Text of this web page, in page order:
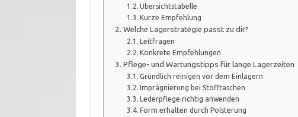
Übersichtstabelle
Kurze Empfehlung
Welche Lagerstrategie passt zu dir?
Leitfragen
Konkrete Empfehlungen
Pflege- und Wartungstipps für lange Lagerzeiten
Gründlich reinigen vor dem Einlagern
Imprägnierung bei Stofftaschen
Lederpflege richtig anwenden
Form erhalten durch Polsterung